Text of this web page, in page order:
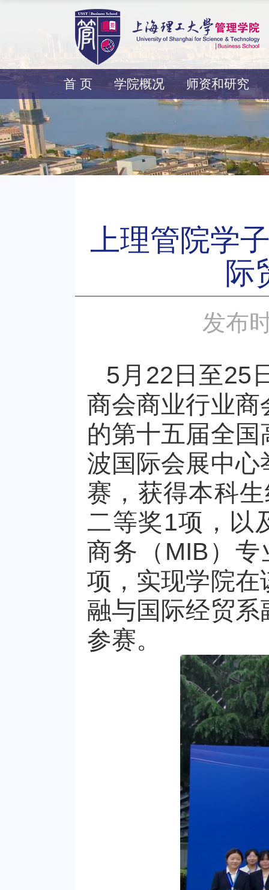
首 页 学院概况 师资和研究
上理管院学
际
发布
5月22日至25
商会商业行业
的第十五届全
波国际会展中
赛，获得本科
二等奖1项，以
商务（MIB）
项，实现学院
融与国际经贸
参赛。